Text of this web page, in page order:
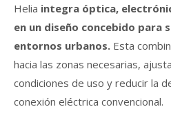
Helia integra óptica,
en un diseño concebido para
entornos urbanos. Esta
hacia las zonas necesarias,
condiciones de uso y reducir la
conexión eléctrica convencional.